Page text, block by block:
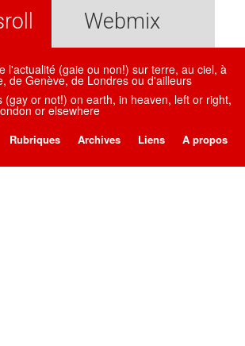
Webmix
l'actualité (gaie ou non!) sur terre, au ciel, à
de Genève, de Londres ou d'ailleurs
(gay or not!) on earth, in heaven, left or right,
or elsewhere
Rubriques Archives Liens A propos